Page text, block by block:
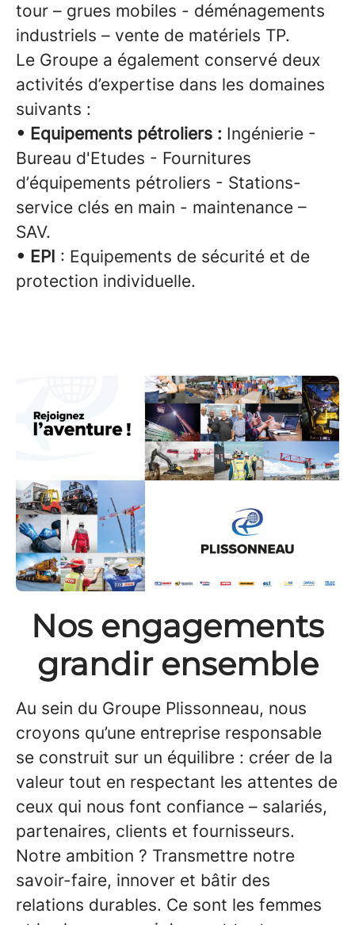
tour – grues mobiles - déménagements
industriels – vente de matériels TP.
Le Groupe a également conservé deux
activités d’expertise dans les domaines
suivants :
• Equipements pétroliers : Ingénierie -
Bureau d'Etudes - Fournitures
d’équipements pétroliers - Stations-
service clés en main - maintenance –
SAV.
• EPI : Equipements de sécurité et de
protection individuelle.
Nos engagements
grandir ensemble
Au sein du Groupe Plissonneau, nous
croyons qu’une entreprise responsable
se construit sur un équilibre : créer de la
valeur tout en respectant les attentes de
ceux qui nous font confiance – salariés,
partenaires, clients et fournisseurs.
Notre ambition ? Transmettre notre
savoir-faire, innover et bâtir des
relations durables. Ce sont les femmes